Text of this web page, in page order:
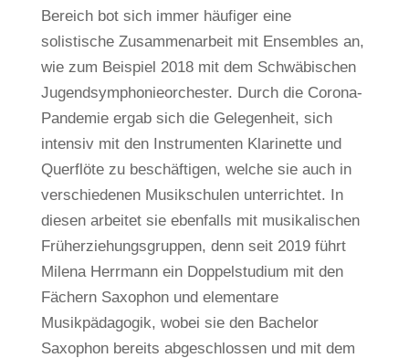
Bereich bot sich immer häufiger eine
solistische Zusammenarbeit mit Ensembles an,
wie zum Beispiel 2018 mit dem Schwäbischen
Jugendsymphonieorchester. Durch die Corona-
Pandemie ergab sich die Gelegenheit, sich
intensiv mit den Instrumenten Klarinette und
Querflöte zu beschäftigen, welche sie auch in
verschiedenen Musikschulen unterrichtet. In
diesen arbeitet sie ebenfalls mit musikalischen
Früherziehungsgruppen, denn seit 2019 führt
Milena Herrmann ein Doppelstudium mit den
Fächern Saxophon und elementare
Musikpädagogik, wobei sie den Bachelor
Saxophon bereits abgeschlossen und mit dem